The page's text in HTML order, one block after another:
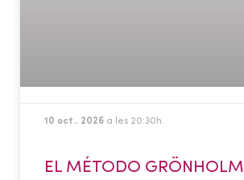
10 oct.. 2026 a les 20:30h.
EL MÉTODO GRÖNHOLM